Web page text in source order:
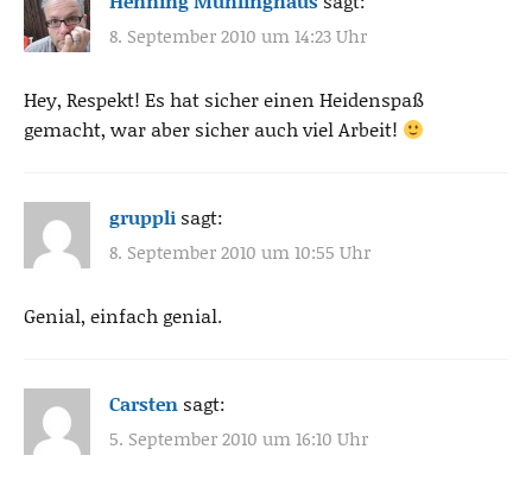
8. September 2010 um 14:23 Uhr
Hey, Respekt! Es hat sicher einen Heidenspaß
gemacht, war aber sicher auch viel Arbeit!
gruppli sagt:
8. September 2010 um 10:55 Uhr
Genial, einfach genial.
Carsten sagt:
5. September 2010 um 16:10 Uhr